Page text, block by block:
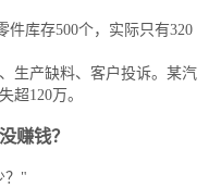
件库存500个，实际只有320
生产缺料、客户投诉。某汽
超120万。
赚钱？
？"